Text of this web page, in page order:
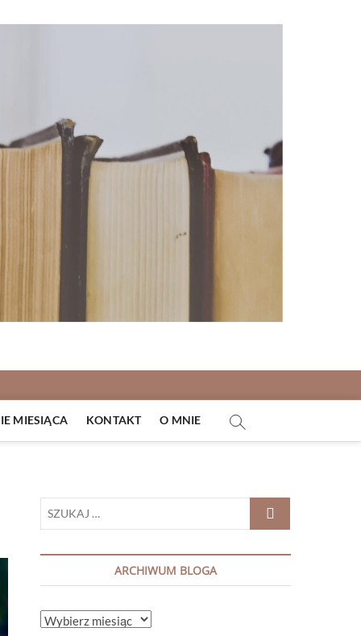
MIESIĄCA KONTAKT O MNIE
SZUKAJ
ARCHIWUM BLOGA
ARCHIWUM